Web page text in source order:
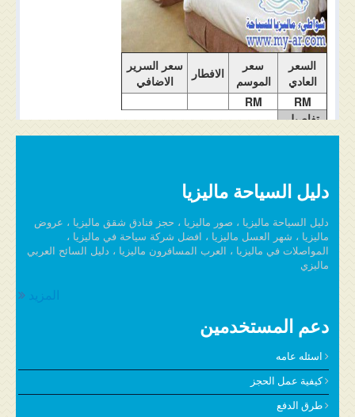
السعر
العادي
سعر
الموسم
الافطار
سعر السرير
الاضافي
RM
RM
تفاصيل
الغرفة
دليل السياحة ماليزيا
دليل السياحة ماليزيا ، صور ماليزيا ، حجز فنادق شقق ماليزيا ، عروض
ماليزيا ، شهر العسل ماليزيا ، افضل شركة سياحة في ماليزيا ،
المواصلات في ماليزيا ، العرب المسافرون ماليزيا ، دليل السائح العربي
ماليزي
المزيد
دعم المستخدمين
اسئله عامه
كيفية عمل الحجز
طرق الدفع